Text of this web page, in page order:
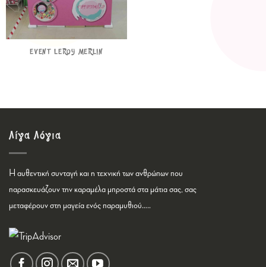
EVENT LEROY MERLIN
Λίγα Λόγια
Η αυθεντική συνταγή και η τεχνική των ανθρώπων που
παρασκευάζουν την καραμέλα μπροστά στα μάτια σας, σας
μεταφέρουν στη μαγεία ενός παραμυθιού…..